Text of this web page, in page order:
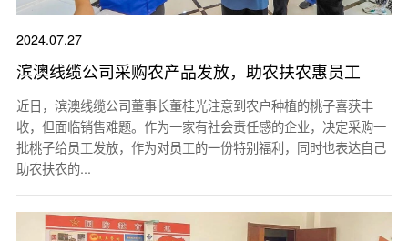
2024.07.27
滨澳线缆公司采购农产品发放，助农扶农惠员工
近日，滨澳线缆公司董事长董桂光注意到农户种植的桃子喜获丰
收，但面临销售难题。作为一家有社会责任感的企业，决定采购一
批桃子给员工发放，作为对员工的一份特别福利，同时也表达自己
助农扶农的...